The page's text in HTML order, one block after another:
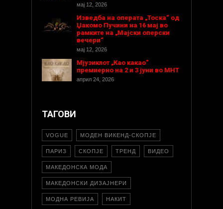
мај 12, 2026
Изведба на операта „Тоска“ од
Џакомо Пучини на 16 мај во
рамките на „Мајски оперски
вечери“
мај 12, 2026
Мјузиклот „Као какао“
премиерно на 2 и 3 јуни во МНТ
април 24, 2026
ТАГОВИ
VOGUE МОДЕН ВИКЕНД-СКОПЈЕ
ПАРИЗ СКОПЈЕ ТРЕНД ВИДЕО
МАКЕДОНСКА МОДА
МАКЕДОНСКИ ДИЗАЈНЕРИ
МОДНА РЕВИЈА НАКИТ